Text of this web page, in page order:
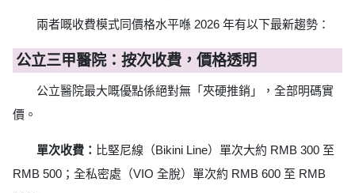
兩者嘅收費模式同價格水平喺 2026 年有以下最新趨勢：
公立三甲醫院：按次收費，價格透明
公立醫院最大嘅優點係絕對無「夾硬推銷」，全部明碼實
價。
單次收費： 比堅尼線（Bikini Line）單次大約 RMB 300 至
RMB 500；全私密處（VIO 全脫）單次約 RMB 600 至 RMB